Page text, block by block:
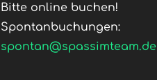
Bitte online buchen!
Spontanbuchungen:
spontan@spassimteam.de